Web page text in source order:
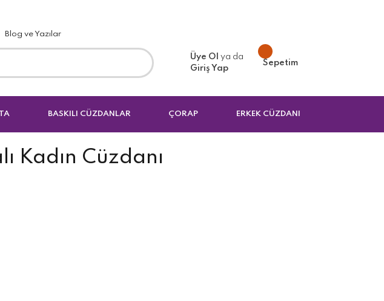
Blog ve Yazılar
Üye Ol ya da
Giriş Yap
Sepetim
BASKILI CÜZDANLAR ÇORAP ERKEK CÜZDANI
Kadın Cüzdanı